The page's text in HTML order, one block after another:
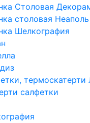
Столовая
столовая
Шелкография
салфетки